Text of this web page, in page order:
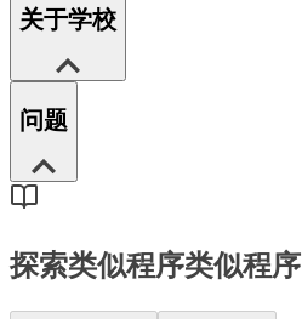
关于学校
问题
探索类似程序类似程序